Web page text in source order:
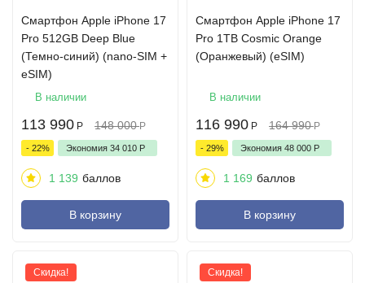
Cмартфон Apple iPhone 17
Pro 512GB Deep Blue
(Темно-синий) (nano-SIM +
eSIM)
В наличии
113 990 Р 148 000 Р
- 22% Экономия 34 010 Р
1 139 баллов
В корзину
Cмартфон Apple iPhone 17
Pro 1TB Cosmic Orange
(Оранжевый) (eSIM)
В наличии
116 990 Р 164 990 Р
- 29% Экономия 48 000 Р
1 169 баллов
В корзину
Скидка! Скидка!